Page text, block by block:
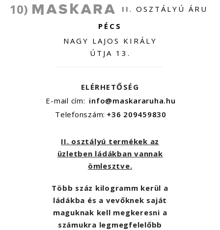
10)
II. OSZTÁLYÚ ÁRU
PÉCS
NAGY LAJOS KIRÁLY
ÚTJA 13.
ELÉRHETŐSÉG
E-mail cím: info@maskararuha.hu
Telefonszám: +36 209459830
II. osztályú termékek az
üzletben ládákban vannak
ömlesztve.
Több száz kilogramm kerül a
ládákba és a vevőknek saját
maguknak kell megkeresni a
számukra legmegfelelőbb